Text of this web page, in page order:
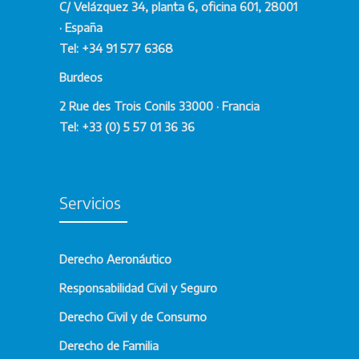
bancarias.
Desdemacrodemandas por cláusulas
abusivashasta
patrimoniales, combinamos solvencia técnica
y solidez argumental para defender los
Estrategias Procesales de
Litigación en Masa
Cada daño generalizado presenta
complejidades técnicas que exigen un análisis
pericial coordinado y una dirección letrada
unificada. Nuestras actuaciones comprenden:
C/ Velázquez 34, planta 6, oficina 601, 28001
· España
Tel: +34 91 577 6368
Burdeos
2 Rue des Trois Conils 33000 · Francia
Tel: +33 (0) 5 57 01 36 36
Servicios
Derecho Aeronáutico
Responsabilidad Civil y Seguro
Derecho Civil y de Consumo
Derecho de Familia